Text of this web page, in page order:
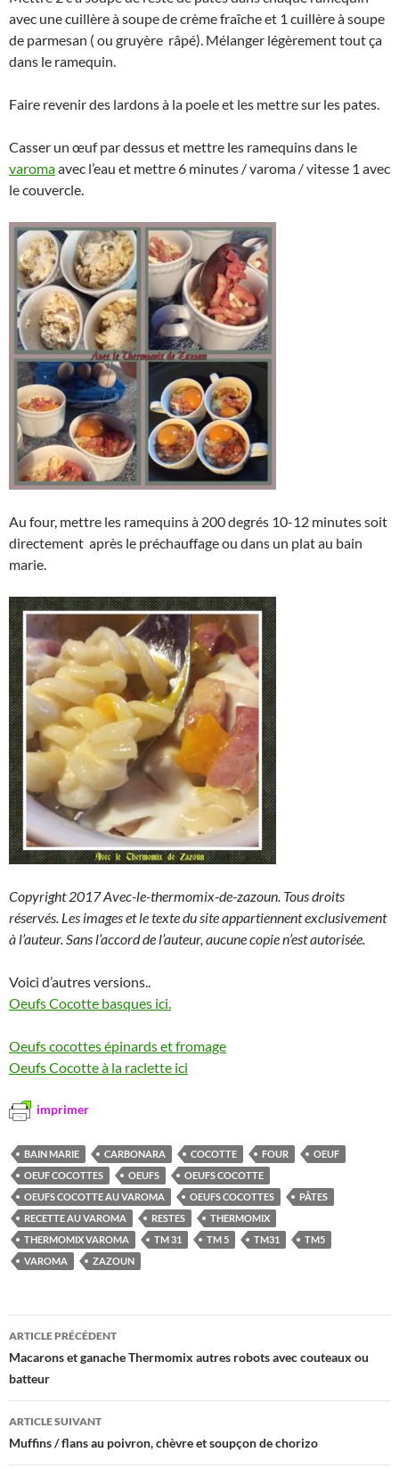
avec une cuillère à soupe de crème fraîche et 1 cuillère à soupe
de parmesan ( ou gruyère râpé). Mélanger légèrement tout ça
dans le ramequin.
Faire revenir des lardons à la poele et les mettre sur les pates.
Casser un œuf par dessus et mettre les ramequins dans le
varomaavec l’eau et mettre 6 minutes / varoma / vitesse 1 avec
le couvercle.
Au four, mettre les ramequins à 200 degrés 10-12 minutes soit
directement après le préchauffage ou dans un plat au bain
marie.
Copyright 2017 Avec-le-thermomix-de-zazoun. Tous droits
réservés. Les images et le texte du site appartiennent exclusivement
à l’auteur. Sans l’accord de l’auteur, aucune copie n’est autorisée.
Voici d’autres versions..
Oeufs Cocotte basques ici.
Oeufs cocottes épinards et fromage
Oeufs Cocotte à la raclette ici
imprimer
BAIN MARIE CARBONARA COCOTTE FOUR
OEUF
OEUF COCOTTES
OEUFS
OEUFS COCOTTE
OEUFS COCOTTE AU VAROMA
OEUFS COCOTTES
PÂTES
RECETTE AU VAROMA
RESTES
THERMOMIX
THERMOMIX VAROMA
TM 31 TM 5 TM31
TM5
VAROMA
ZAZOUN
Navigation
des
articles
ARTICLE PRÉCÉDENT
Macarons et ganache Thermomix autres robots avec couteaux ou
batteur
ARTICLE SUIVANT
Muffins / flans au poivron, chèvre et soupçon de chorizo